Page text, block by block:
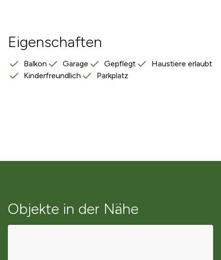
Eigenschaften
Balkon Garage Gepflegt
Haustiere erlaubt
Kinderfreundlich
Parkplatz
Objekte in der Nähe